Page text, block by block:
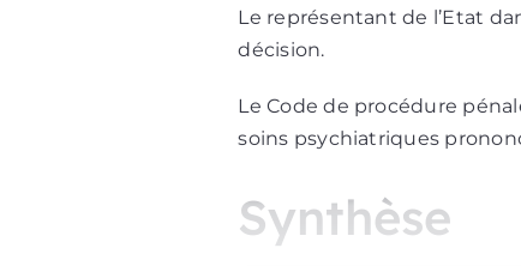
Le représentant de l’Etat
décision.
Le Code de procédure
soins psychiatriques
Synthèse